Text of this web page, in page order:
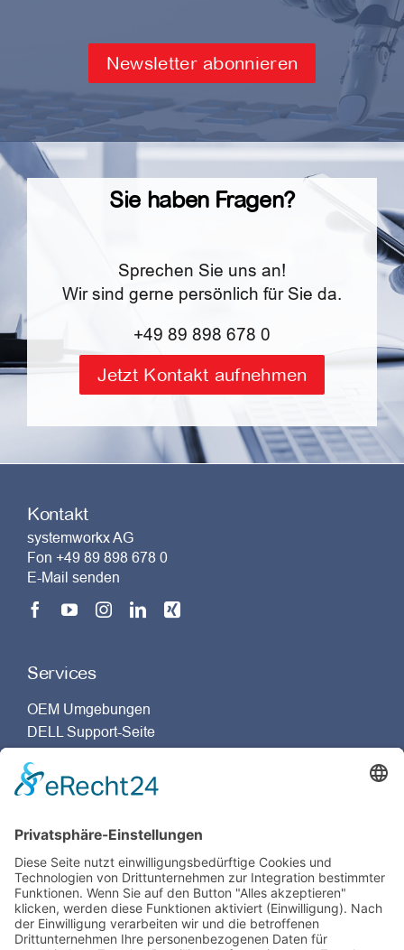
Newsletter abonnieren
Sie haben Fragen?
Sprechen Sie uns an!
Wir sind gerne persönlich für Sie da.
+49 89 898 678 0
Jetzt Kontakt aufnehmen
Kontakt
systemworkx AG
Fon +49 89 898 678 0
E-Mail senden
Services
OEM Umgebungen
DELL Support-Seite
Unternehmensgruppe